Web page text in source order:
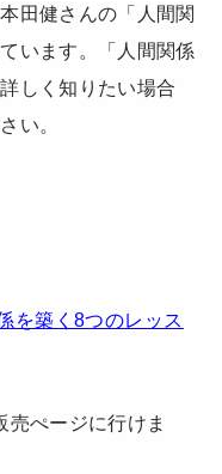
田健さんの「人間関
います。「人間関係
しく知りたい場合
い。
を築く8つのレッス
売ぺージに行けま